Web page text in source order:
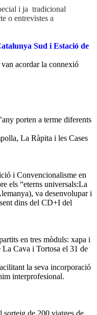
i ja tradicional
o entrevistes a
Sud i Estació de
acordar la connexió
porten a terme diferents
La Ràpita i les Cases
i Convencionalisme en
els “eterns universals:La
va desenvolupar i
dins del CD+I del
en tres mòduls: xapa i
Cava i Tortosa el 31 de
la seva incorporació
interprofesional.